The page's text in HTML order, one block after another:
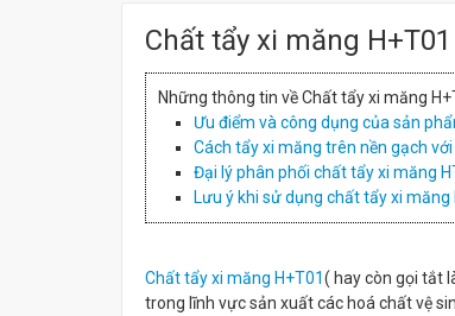
Chất tẩy xi măng H+T01
Những thông tin về Chất tẩy xi măng
Ưu điểm và công dụng của sản
Cách tẩy xi măng trên nền gạch
Đại lý phân phối chất tẩy xi măng
Lưu ý khi sử dụng chất tẩy xi măng
Chất tẩy xi măng H+T01( hay còn gọi tắt
trong lĩnh vực sản xuất các hoá chất vệ